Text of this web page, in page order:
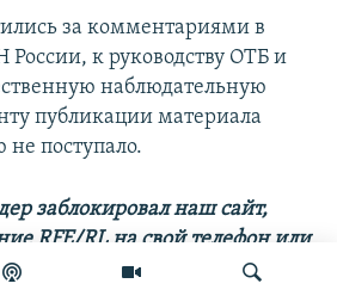
за комментариями в
к руководству ОТБ и
наблюдательную
публикации материала
не поступало.
заблокировал наш сайт,
RFE/RL на свой телефон или
здесь, здесь
) и, выбрав в нём